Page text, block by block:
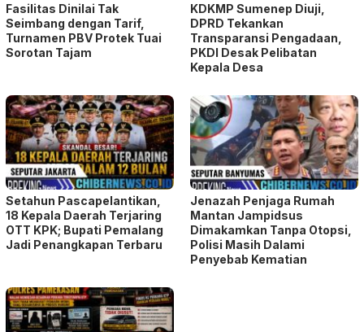
Fasilitas Dinilai Tak
Seimbang dengan Tarif,
Turnamen PBV Protek Tuai
Sorotan Tajam
KDKMP Sumenep Diuji,
DPRD Tekankan
Transparansi Pengadaan,
PKDI Desak Pelibatan
Kepala Desa
Setahun Pascapelantikan,
18 Kepala Daerah Terjaring
OTT KPK; Bupati Pemalang
Jadi Penangkapan Terbaru
Jenazah Penjaga Rumah
Mantan Jampidsus
Dimakamkan Tanpa Otopsi,
Polisi Masih Dalami
Penyebab Kematian